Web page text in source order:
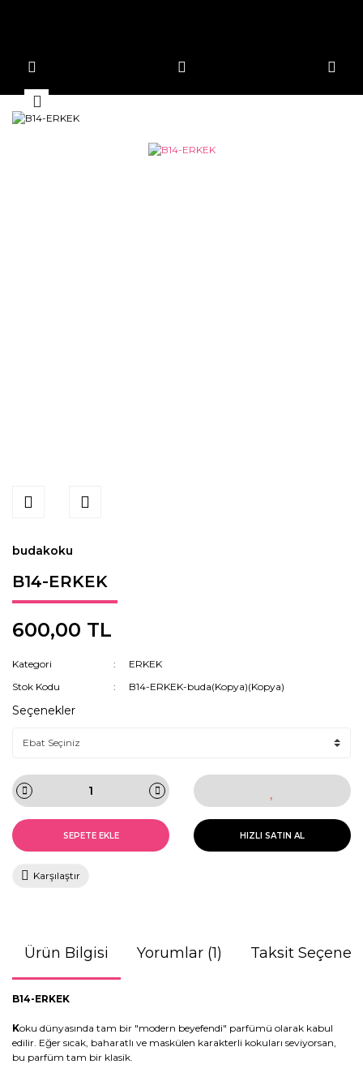
budakoku
B14-ERKEK
600,00 TL
Kategori
ERKEK
Stok Kodu
B14-ERKEK-buda(Kopya)(Kopya)
Seçenekler
SEPETE EKLE HIZLI SATIN AL
Karşılaştır
Ürün Bilgisi Yorumlar (1) Taksit
B14-ERKEK
Koku dünyasında tam bir "modern beyefendi" parfümü olarak kabul
edilir. Eğer sıcak, baharatlı ve maskülen karakterli kokuları seviyorsan,
bu parfüm tam bir klasik.